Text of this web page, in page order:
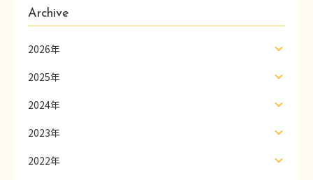
Archive
2026年
2025年
2024年
2023年
2022年